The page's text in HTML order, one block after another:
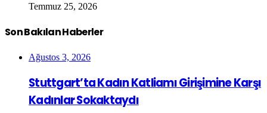
Temmuz 25, 2026
Son Bakılan Haberler
Ağustos 3, 2026
Stuttgart’ta Kadın Katliamı Girişimine Karşı
Kadınlar Sokaktaydı